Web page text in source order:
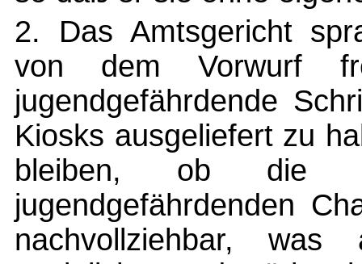
2. Das Amtsgericht
von dem Vorwurf
jugendgefährdende
Kiosks ausgeliefert zu
bleiben, ob die
jugendgefährdenden
nachvollziehbar, was